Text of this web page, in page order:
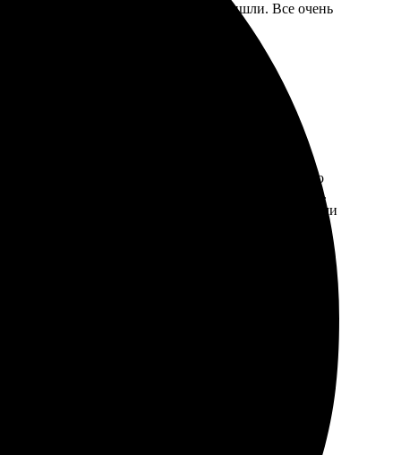
Быстрая доставка, вскоре пришли. Все очень
оказался интуитивно понятным, что приятно
пришел чуть раньше срока, что тоже порадовало.
моменты. Обязательно воспользуюсь услугами
понятно. Заказ оформил за считанные минуты.